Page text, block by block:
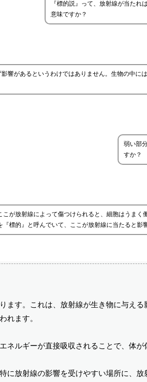
『標的説』って、放射線が当たれ
意味ですか？
響があるというわけではありません。生物の中に
弱い部
すか？
が放射線によって傷つけられると、細胞はうま
標的』と呼んでいて、ここが放射線に当たると影
ます。これは、放射線が生き物に与え
れます。
ルギーが直接吸収されることで、体が
放射線の影響を受けやすい場所に、放